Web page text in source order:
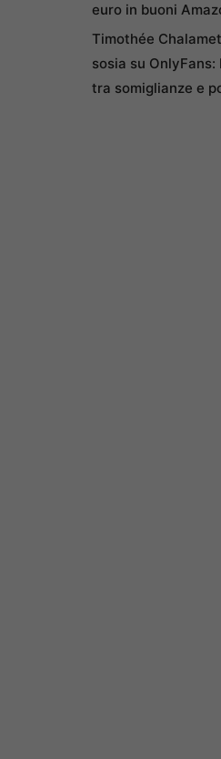
euro in buoni
Timothée
sosia su OnlyFans:
tra somiglianze e